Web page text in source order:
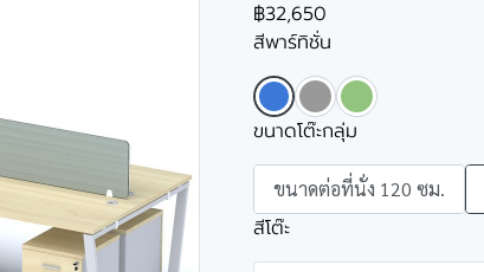
฿32,650
สีพาร์ทิชั่น
ขนาดโต๊ะกลุ่ม
ขนาดต่อที่นั่ง 120 ซม.
สีโต๊ะ